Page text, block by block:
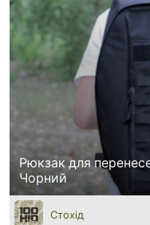
Рюкзак для
Чорний
Стохід